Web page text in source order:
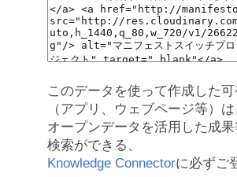
このデータを使って作成した
（アプリ、ウェブページ等）は
オープンデータを活用した成果
検索ができる、
Knowledge Connectorに必ずご